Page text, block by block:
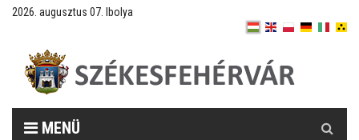
2026. augusztus 07. Ibolya
MENÜ